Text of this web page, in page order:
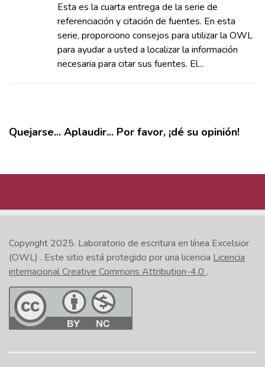
Esta es la cuarta entrega de la serie de
referenciación y citación de fuentes. En esta
serie, proporciono consejos para utilizar la OWL
para ayudar a usted a localizar la información
necesaria para citar sus fuentes. El...
Quejarse... Aplaudir... Por favor, ¡dé su opinión!
Copyright 2025. Laboratorio de escritura en línea Excelsior
(OWL) . Este sitio está protegido por una licencia Licencia
internacional Creative Commons Attribution-4.0 .